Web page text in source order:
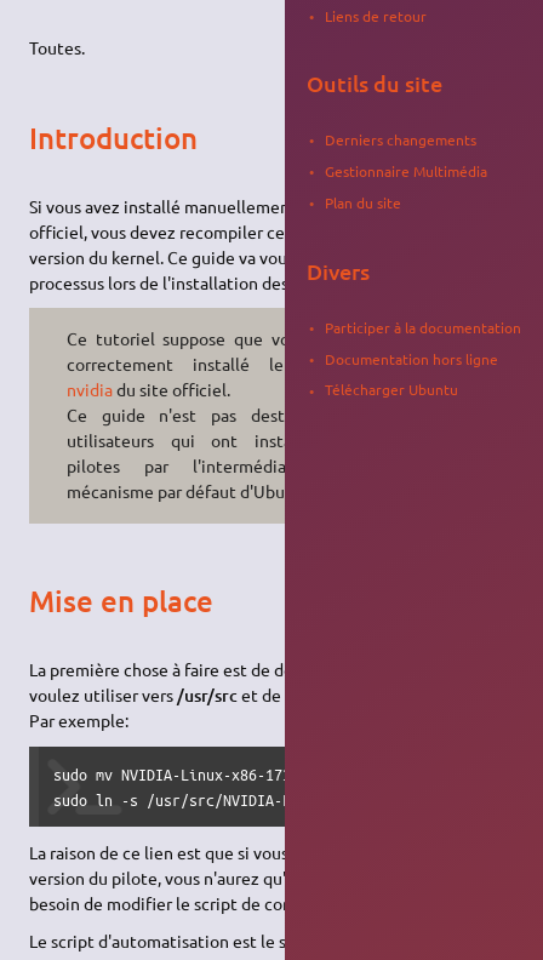
Toutes.
Introduction
Si vous avez installé manuellement le pilotenvidia
officiel, vous devez recompiler celui-ci à chaque nouvelle
version du kernel. Ce guide va vous permettre d'automatiser ce
processus lors de l'installation des nouveaux kernels.
Ce tutoriel suppose que vous ayez
correctement installé le pilote
nvidiadu site officiel.
Ce guide n'est pas destiné aux
utilisateurs qui ont installé les
pilotes par l'intermédiaire du
mécanisme par défaut d'Ubuntu.
Mise en place
La première chose à faire est de déplacer le pilote que vous
voulez utiliser vers/usr/srcet de créer un lien vers celui-ci.
Par exemple:
sudo mv NVIDIA-Linux-x86-173.14.05-pkg1.run /usr/
sudo ln -s /usr/src/NVIDIA-Linux-x86-173.14.05-
La raison de ce lien est que si vous souhaitez changer de
version du pilote, vous n'aurez qu'à déplacer le lien sans avoir
besoin de modifier le script de compilation automatique.
Le script d'automatisation est le suivant:
Liens de retour
Outils du site
Derniers changements
Gestionnaire Multimédia
Plan du site
Divers
Participer à la documentation
Documentation hors ligne
Télécharger Ubuntu